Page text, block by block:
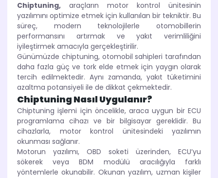
Chiptuning, araçların motor kontrol ünitesinin
yazılımını optimize etmek için kullanılan bir tekniktir. Bu
süreç, modern teknolojilerle otomobillerin
performansını artırmak ve yakıt verimliliğini
iyileştirmek amacıyla gerçekleştirilir.
Günümüzde chiptuning, otomobil sahipleri tarafından
daha fazla güç ve tork elde etmek için yaygın olarak
tercih edilmektedir. Aynı zamanda, yakıt tüketimini
azaltma potansiyeli ile de dikkat çekmektedir.
Chiptuning Nasıl Uygulanır?
Chiptuning işlemi için öncelikle, araca uygun bir ECU
programlama cihazı ve bir bilgisayar gereklidir. Bu
cihazlarla, motor kontrol ünitesindeki yazılımın
okunması sağlanır.
Motorun yazılımı, OBD soketi üzerinden, ECU’yu
sökerek veya BDM modülü aracılığıyla farklı
yöntemlerle okunabilir. Okunan yazılım, uzman kişiler